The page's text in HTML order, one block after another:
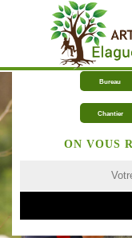
Bureau
Chantier
ON VOUS